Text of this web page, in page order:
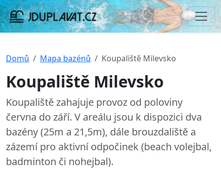
Domů Mapa bazénů Koupaliště Milevsko
Koupaliště Milevsko
Koupaliště zahajuje provoz od poloviny
června do září. V areálu jsou k dispozici dva
bazény (25m a 21,5m), dále brouzdaliště a
zázemí pro aktivní odpočinek (beach volejbal,
badminton či nohejbal).